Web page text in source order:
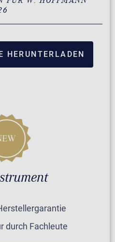
HERUNTERLADEN
durch Fachleute